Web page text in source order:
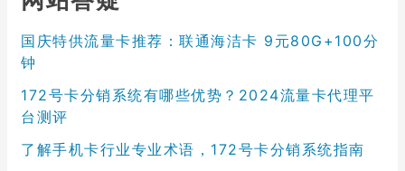
国庆特供流量卡推荐：联通海洁卡 9元80G+100分
钟
172号卡分销系统有哪些优势？2024流量卡代理平
台测评
了解手机卡行业专业术语，172号卡分销系统指南